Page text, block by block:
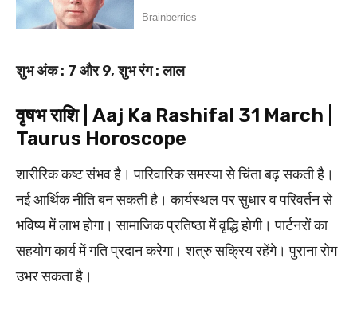
शुभ अंक : 7 और 9, शुभ रंग : लाल
वृषभ राशि | Aaj Ka Rashifal 31 March |
Taurus Horoscope
शारीरिक कष्ट संभव है। पारिवारिक समस्या से चिंता बढ़ सकती है।
नई आर्थिक नीति बन सकती है। कार्यस्थल पर सुधार व परिवर्तन से
भविष्य में लाभ होगा। सामाजिक प्रतिष्ठा में वृद्धि होगी। पार्टनरों का
सहयोग कार्य में गति प्रदान करेगा। शत्रु सक्रिय रहेंगे। पुराना रोग
उभर सकता है।